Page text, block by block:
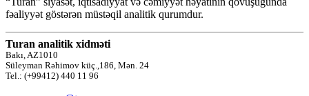
fəaliyyət göstərən müstəqil analitik qurumdur.
Turan analitik xidməti
Bakı, AZ1010
Süleyman Rəhimov küç.,186, Mən. 24
Tel.: (+99412) 440 11 96